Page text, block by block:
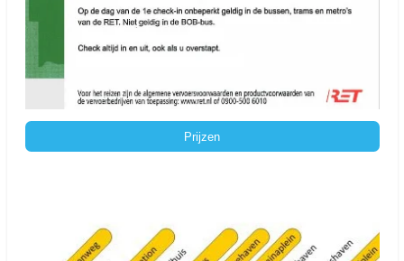
Prijzen